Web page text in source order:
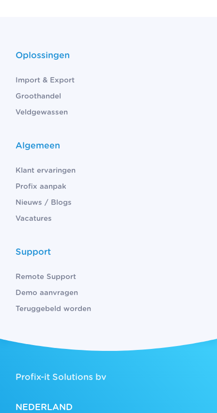
Oplossingen
Import & Export
Groothandel
Veldgewassen
Algemeen
Klant ervaringen
Profix aanpak
Nieuws / Blogs
Vacatures
Support
Remote Support
Demo aanvragen
Teruggebeld worden
Profix-it Solutions bv
NEDERLAND